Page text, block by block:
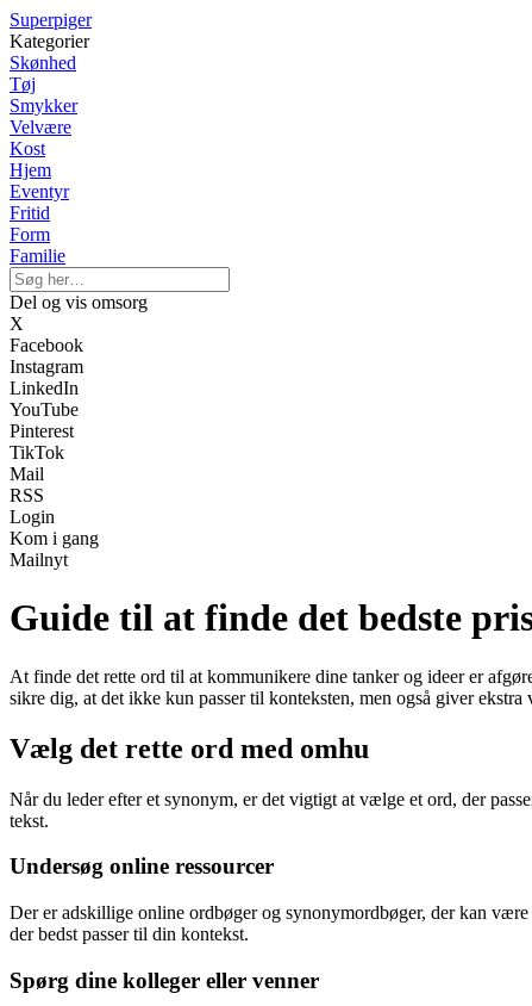
Superpiger
Kategorier
Skønhed
Tøj
Smykker
Velvære
Kost
Hjem
Eventyr
Fritid
Form
Familie
Del og vis omsorg
X
Facebook
Instagram
LinkedIn
YouTube
Pinterest
TikTok
Mail
RSS
Login
Kom i gang
Mailnyt
Guide til at finde det bedste
At finde det rette ord til at kommunikere dine tanker og ideer er
sikre dig, at det ikke kun passer til konteksten, men også giver
Vælg det rette ord med omhu
Når du leder efter et synonym, er det vigtigt at vælge et ord, der
tekst.
Undersøg online ressourcer
Der er adskillige online ordbøger og synonymordbøger, der kan
der bedst passer til din kontekst.
Spørg dine kolleger eller venner